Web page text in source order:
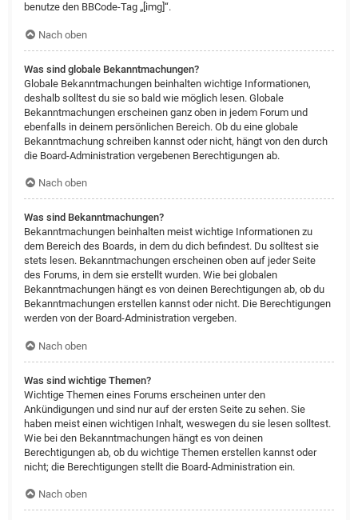
benutze den BBCode-Tag „[img]“.
Nach oben
Was sind globale Bekanntmachungen?
Globale Bekanntmachungen beinhalten wichtige Informationen,
deshalb solltest du sie so bald wie möglich lesen. Globale
Bekanntmachungen erscheinen ganz oben in jedem Forum und
ebenfalls in deinem persönlichen Bereich. Ob du eine globale
Bekanntmachung schreiben kannst oder nicht, hängt von den durch
die Board-Administration vergebenen Berechtigungen ab.
Nach oben
Was sind Bekanntmachungen?
Bekanntmachungen beinhalten meist wichtige Informationen zu
dem Bereich des Boards, in dem du dich befindest. Du solltest sie
stets lesen. Bekanntmachungen erscheinen oben auf jeder Seite
des Forums, in dem sie erstellt wurden. Wie bei globalen
Bekanntmachungen hängt es von deinen Berechtigungen ab, ob du
Bekanntmachungen erstellen kannst oder nicht. Die Berechtigungen
werden von der Board-Administration vergeben.
Nach oben
Was sind wichtige Themen?
Wichtige Themen eines Forums erscheinen unter den
Ankündigungen und sind nur auf der ersten Seite zu sehen. Sie
haben meist einen wichtigen Inhalt, weswegen du sie lesen solltest.
Wie bei den Bekanntmachungen hängt es von deinen
Berechtigungen ab, ob du wichtige Themen erstellen kannst oder
nicht; die Berechtigungen stellt die Board-Administration ein.
Nach oben